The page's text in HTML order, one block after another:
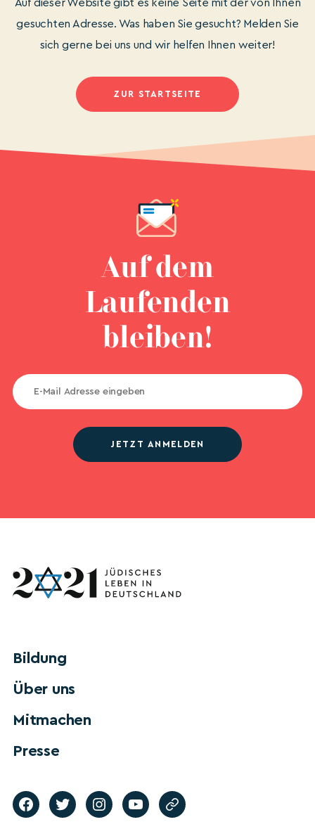
Auf dieser Website gibt es keine Seite mit der von Ihnen
gesuchten Adresse. Was haben Sie gesucht? Melden Sie
sich gerne bei uns und wir helfen Ihnen weiter!
ZUR STARTSEITE
Auf dem
Laufenden
bleiben!
JETZT ANMELDEN
Bildung
Über uns
Mitmachen
Presse